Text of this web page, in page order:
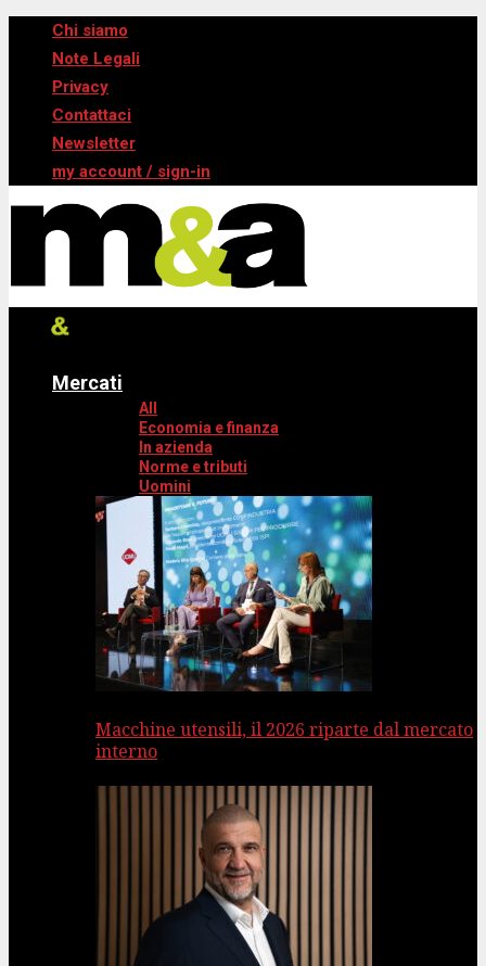
Chi siamo
Note Legali
Privacy
Contattaci
Newsletter
my account / sign-in
Mercati
All
Economia e finanza
In azienda
Norme e tributi
Uomini
Macchine utensili, il 2026 riparte dal mercato
interno